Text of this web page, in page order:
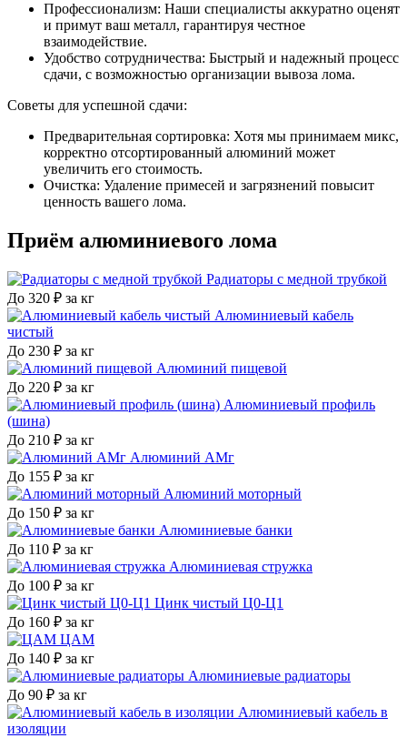
Профессионализм: Наши специалисты аккуратно оценят
и примут ваш металл, гарантируя честное
взаимодействие.
Удобство сотрудничества: Быстрый и надежный процесс
сдачи, с возможностью организации вывоза лома.
Советы для успешной сдачи:
Предварительная сортировка: Хотя мы принимаем микс,
корректно отсортированный алюминий может
увеличить его стоимость.
Очистка: Удаление примесей и загрязнений повысит
ценность вашего лома.
Приём алюминиевого лома
Радиаторы с медной трубкой
До 320 ₽ за кг
Алюминиевый кабель
чистый
До 230 ₽ за кг
Алюминий пищевой
До 220 ₽ за кг
Алюминиевый профиль
(шина)
До 210 ₽ за кг
Алюминий АМг
До 155 ₽ за кг
Алюминий моторный
До 150 ₽ за кг
Алюминиевые банки
До 110 ₽ за кг
Алюминиевая стружка
До 100 ₽ за кг
Цинк чистый Ц0-Ц1
До 160 ₽ за кг
ЦАМ
До 140 ₽ за кг
Алюминиевые радиаторы
До 90 ₽ за кг
Алюминиевый кабель в
изоляции